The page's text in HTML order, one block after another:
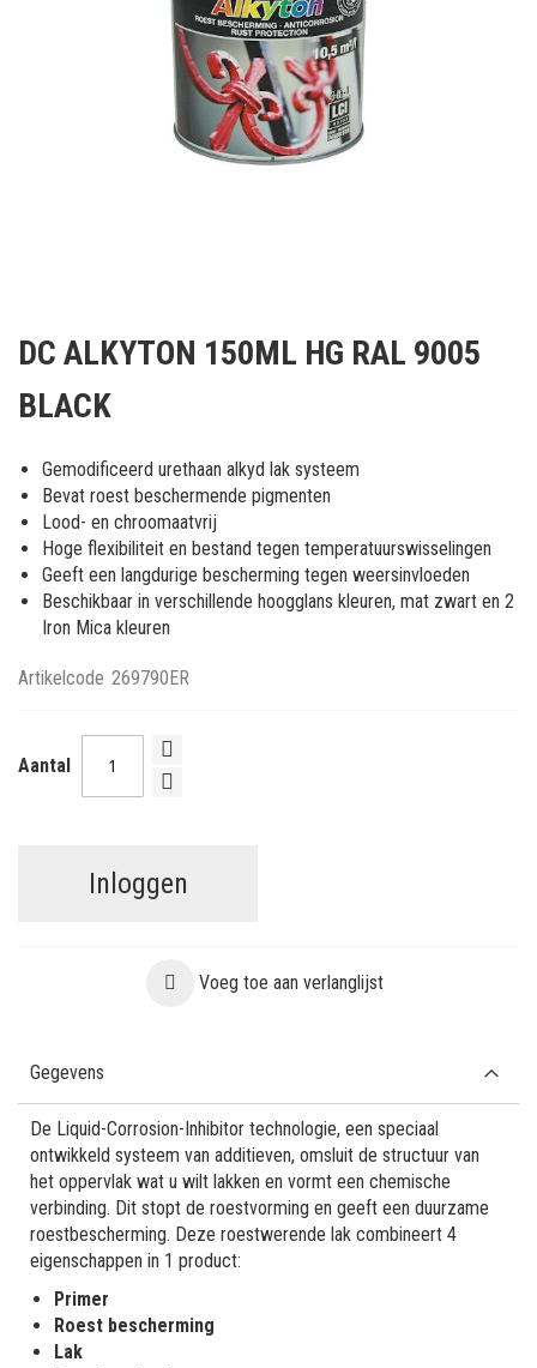
het
van
afbeeldingen-
gallerij
DC ALKYTON 150ML HG RAL 9005
BLACK
Gemodificeerd urethaan alkyd lak systeem
Bevat roest beschermende pigmenten
Lood- en chroomaatvrij
Hoge flexibiliteit en bestand tegen temperatuurswisselingen
Geeft een langdurige bescherming tegen weersinvloeden
Beschikbaar in verschillende hoogglans kleuren, mat zwart en 2
Iron Mica kleuren
Artikelcode 269790ER
Aantal
Inloggen
Voeg toe aan verlanglijst
Gegevens
De Liquid-Corrosion-Inhibitor technologie, een speciaal
ontwikkeld systeem van additieven, omsluit de structuur van
het oppervlak wat u wilt lakken en vormt een chemische
verbinding. Dit stopt de roestvorming en geeft een duurzame
roestbescherming. Deze roestwerende lak combineert 4
eigenschappen in 1 product:
Primer
Roest bescherming
Lak